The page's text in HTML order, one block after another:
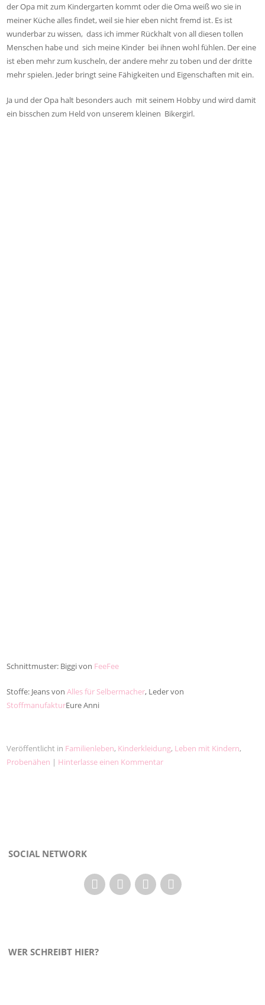
der Opa mit zum Kindergarten kommt oder die Oma weiß wo sie in
meiner Küche alles findet, weil sie hier eben nicht fremd ist. Es ist
wunderbar zu wissen, dass ich immer Rückhalt von all diesen tollen
Menschen habe und sich meine Kinder bei ihnen wohl fühlen. Der eine
ist eben mehr zum kuscheln, der andere mehr zu toben und der dritte
mehr spielen. Jeder bringt seine Fähigkeiten und Eigenschaften mit ein.
Ja und der Opa halt besonders auch mit seinem Hobby und wird damit
ein bisschen zum Held von unserem kleinen Bikergirl.
Schnittmuster: Biggi von FeeFee
Stoffe: Jeans vonAlles für Selbermacher, Leder von
StoffmanufakturEure Anni
Veröffentlicht in Familienleben, Kinderkleidung, Leben mit Kindern,
Probenähen | Hinterlasse einen Kommentar
SOCIAL NETWORK
WER SCHREIBT HIER?